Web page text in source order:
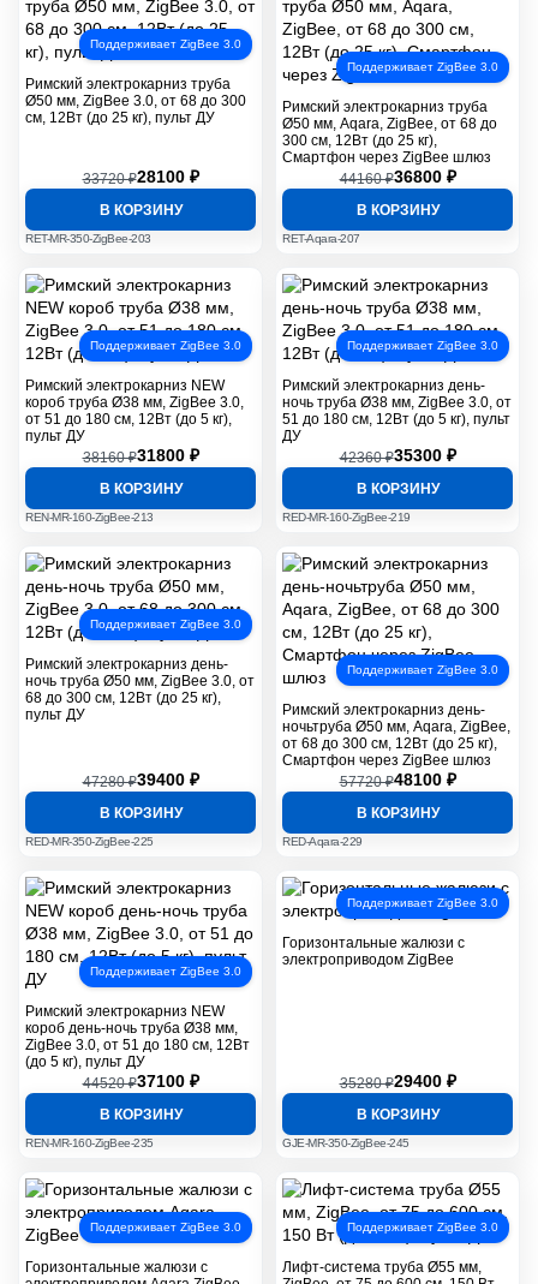
Поддерживает ZigBee 3.0
Римский электрокарниз труба
Ø50 мм, ZigBee 3.0, от 68 до 300
см, 12Вт (до 25 кг), пульт ДУ
33720 ₽28100 ₽
В КОРЗИНУ
RET-MR-350-ZigBee-203
Поддерживает ZigBee 3.0
Римский электрокарниз труба
Ø50 мм, Aqara, ZigBee, от 68 до
300 см, 12Вт (до 25 кг),
Смартфон через ZigBee шлюз
44160 ₽36800 ₽
В КОРЗИНУ
RET-Aqara-207
Поддерживает ZigBee 3.0
Римский электрокарниз NEW
короб труба Ø38 мм, ZigBee 3.0,
от 51 до 180 см, 12Вт (до 5 кг),
пульт ДУ
38160 ₽31800 ₽
В КОРЗИНУ
REN-MR-160-ZigBee-213
Поддерживает ZigBee 3.0
Римский электрокарниз день-
ночь труба Ø38 мм, ZigBee 3.0, от
51 до 180 см, 12Вт (до 5 кг), пульт
ДУ
42360 ₽35300 ₽
В КОРЗИНУ
RED-MR-160-ZigBee-219
Поддерживает ZigBee 3.0
Римский электрокарниз день-
ночь труба Ø50 мм, ZigBee 3.0, от
68 до 300 см, 12Вт (до 25 кг),
пульт ДУ
47280 ₽39400 ₽
В КОРЗИНУ
RED-MR-350-ZigBee-225
Поддерживает ZigBee 3.0
Римский электрокарниз день-
ночьтруба Ø50 мм, Aqara, ZigBee,
от 68 до 300 см, 12Вт (до 25 кг),
Смартфон через ZigBee шлюз
57720 ₽48100 ₽
В КОРЗИНУ
RED-Aqara-229
Поддерживает ZigBee 3.0
Римский электрокарниз NEW
короб день-ночь труба Ø38 мм,
ZigBee 3.0, от 51 до 180 см, 12Вт
(до 5 кг), пульт ДУ
44520 ₽37100 ₽
В КОРЗИНУ
REN-MR-160-ZigBee-235
Поддерживает ZigBee 3.0
Горизонтальные жалюзи с
электроприводом ZigBee
35280 ₽29400 ₽
В КОРЗИНУ
GJE-MR-350-ZigBee-245
Поддерживает ZigBee 3.0
Горизонтальные жалюзи с
Поддерживает ZigBee 3.0
Лифт-система труба Ø55 мм,